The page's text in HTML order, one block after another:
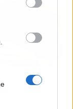
Telecinco
uno va